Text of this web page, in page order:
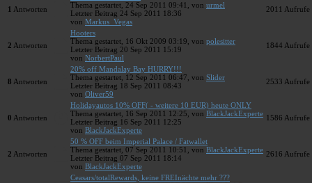
1 Antworten
Thema gestartet, 24 Sep 2011 09:41, von urmel
Letzter Beitrag 24 Sep 2011 18:36
von Markus_Vegas
2011 Aufrufe
2 Antworten
Hooters
Thema gestartet, 16 Okt 2009 03:19, von polesitter
Letzter Beitrag 20 Sep 2011 15:19
von NorbertPaul
1844 Aufrufe
8 Antworten
20% off Mandalay Bay HURRY!!!
Thema gestartet, 12 Sep 2011 06:47, von Slider
Letzter Beitrag 18 Sep 2011 08:43
von Oliver59
2533 Aufrufe
0 Antworten
Holidayautos 10% OFF( - weitere 10 EUR) heute ONLY
Thema gestartet, 16 Sep 2011 12:25, von BlackJackExperte
Letzter Beitrag 16 Sep 2011 12:25
von BlackJackExperte
1586 Aufrufe
2 Antworten
50 % OFF beim Imperial Palace / Fatwallet
Thema gestartet, 07 Sep 2011 10:51, von BlackJackExperte
Letzter Beitrag 07 Sep 2011 18:14
von BlackJackExperte
2616 Aufrufe
Ceasars/totalRewards, keine FREInächte mehr ???